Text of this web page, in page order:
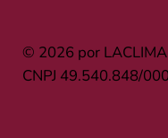
© 2026 por
CNPJ 49.540.848/